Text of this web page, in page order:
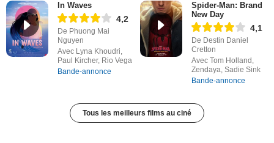
In Waves
4,2
De Phuong Mai
Nguyen
Avec Lyna Khoudri,
Paul Kircher, Rio Vega
Bande-annonce
Spider-Man: Brand
New Day
4,1
De Destin Daniel
Cretton
Avec Tom Holland,
Zendaya, Sadie Sink
Bande-annonce
Tous les meilleurs films au ciné